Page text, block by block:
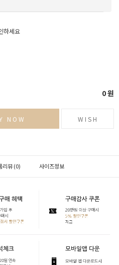
하세요
0원
NOW WISH
리뷰 (0) 사이즈정보